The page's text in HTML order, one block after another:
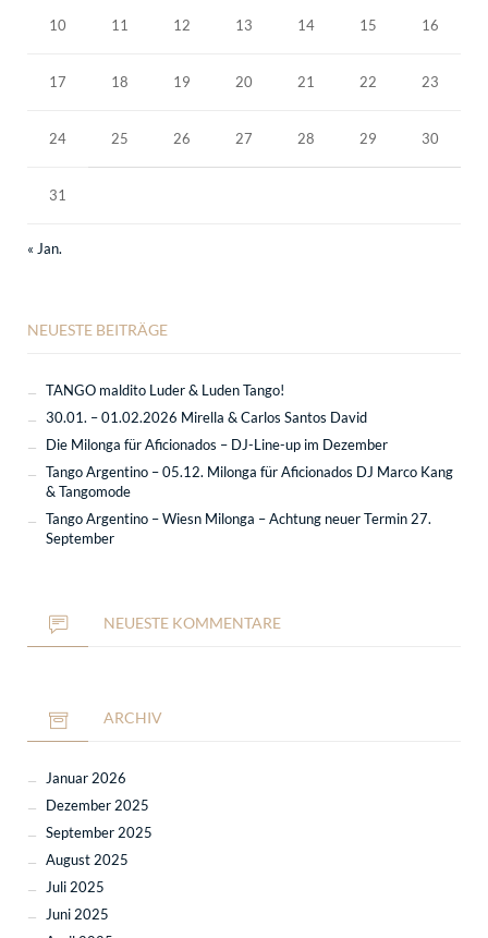
10 11 12 13 14 15 16
17 18 19 20 21 22 23
24 25 26 27 28 29 30
31
« Jan.
NEUESTE BEITRÄGE
TANGO maldito Luder & Luden Tango!
30.01. – 01.02.2026 Mirella & Carlos Santos David
Die Milonga für Aficionados – DJ-Line-up im Dezember
Tango Argentino – 05.12. Milonga für Aficionados DJ Marco Kang
& Tangomode
Tango Argentino – Wiesn Milonga – Achtung neuer Termin 27.
September
NEUESTE KOMMENTARE
ARCHIV
Januar 2026
Dezember 2025
September 2025
August 2025
Juli 2025
Juni 2025